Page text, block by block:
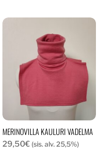
MERINOVILLA KAULURI VADELMA
29,50€ (sis. alv. 25,5%)